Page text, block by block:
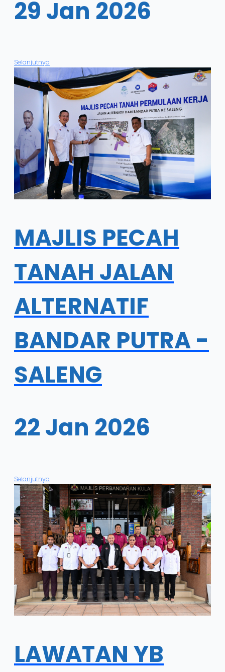
29 Jan 2026
Selanjutnya
MAJLIS PECAH
TANAH JALAN
ALTERNATIF
BANDAR PUTRA -
SALENG
22 Jan 2026
Selanjutnya
LAWATAN YB